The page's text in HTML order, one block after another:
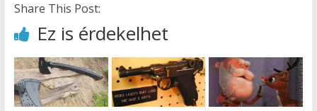
Share This Post:
Ez is érdekelhet